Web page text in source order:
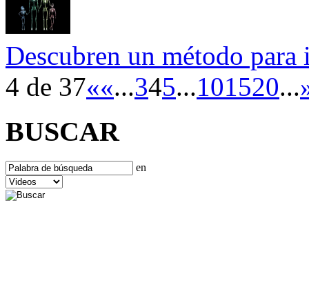
Descubren un método
4 de 37««...345...101520...
BUSCAR
en